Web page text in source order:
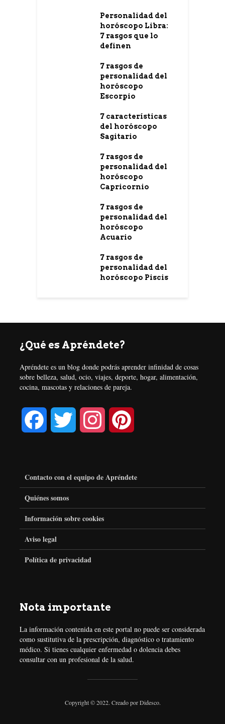
Personalidad del
horóscopo Libra:
7 rasgos que lo
definen
7 rasgos de
personalidad del
horóscopo
Escorpio
7 características
del horóscopo
Sagitario
7 rasgos de
personalidad del
horóscopo
Capricornio
7 rasgos de
personalidad del
horóscopo
Acuario
7 rasgos de
personalidad del
horóscopo Piscis
¿Qué es Apréndete?
Apréndete es un blog donde podrás aprender infinidad de cosas
sobre belleza, salud, ocio, viajes, deporte, hogar, alimentación,
cocina, mascotas y relaciones de pareja.
e
b
o
t
Contacto con el equipo de Apréndete
Quiénes somos
Información sobre cookies
Aviso legal
Política de privacidad
Nota importante
La información contenida en este portal no puede ser considerada
como sustitutiva de la prescripción, diagnóstico o tratamiento
médico. Si tienes cualquier enfermedad o dolencia debes
consultar con un profesional de la salud.
Copyright © 2022. Creado porDidesco.